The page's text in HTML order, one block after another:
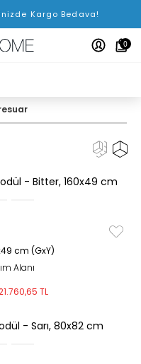
Kargo Bedava!
0
cm (GxY)
Alanı
TL